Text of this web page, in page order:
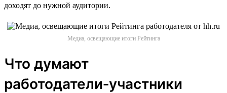
доходят до нужной аудитории.
Медиа, освещающие итоги Рейтинга
Что думают
работодатели‑участники